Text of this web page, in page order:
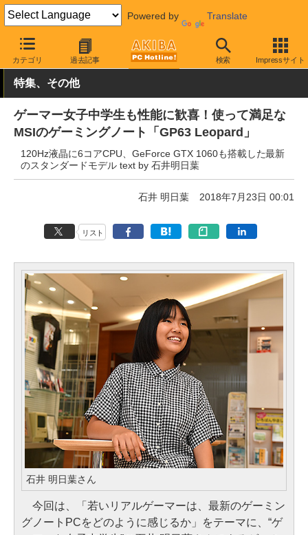
Powered by Translate
カテゴリ 過去記事 検索 Impressサイト
AKIBA PC Hotline! PC本体・ソフト ゲーミングPC
特集、その他
ゲーマー女子中学生も性能に歓喜！使って満足な
MSIのゲーミングノート「GP63 Leopard」
120Hz液晶に6コアCPU、GeForce GTX 1060も搭載した最新
のスタンダードモデル text by 石井明日葉
石井 明日葉 2018年7月23日 00:01
リスト
石井 明日葉さん
今回は、「若いリアルゲーマーは、最新のゲーミン
グノートPCをどのように感じるか」をテーマに、“ゲ